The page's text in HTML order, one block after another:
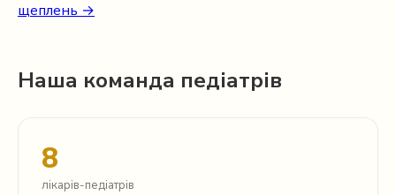
щеплень →
Наша команда педіатрів
8
лікарів-педіатрів